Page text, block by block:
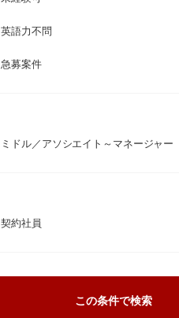
英語力不問
急募案件
ミドル／アソシエイト～マネージャー
契約社員